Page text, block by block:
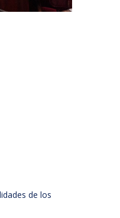
de los